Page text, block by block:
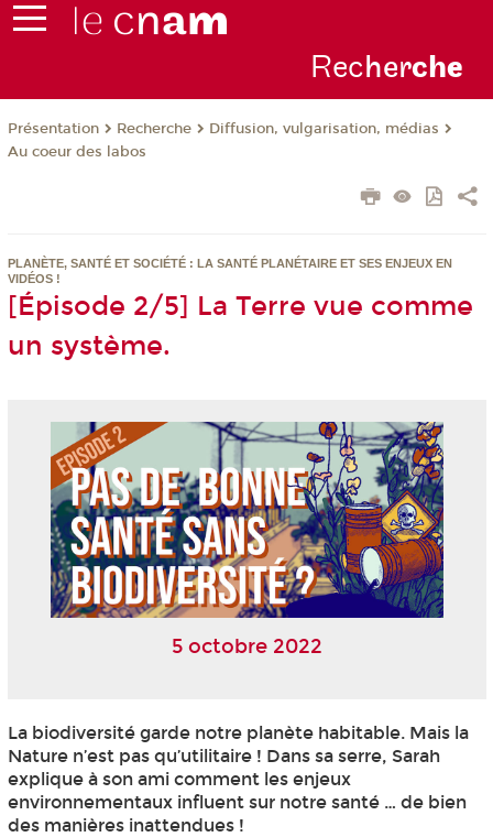
Recherche
Présentation Recherche
Diffusion, vulgarisation, médias
Au coeur des labos
PLANÈTE, SANTÉ ET SOCIÉTÉ : LA SANTÉ PLANÉTAIRE ET SES ENJEUX EN
VIDÉOS !
[Épisode 2/5] La Terre vue comme
un système.
5 octobre 2022
La biodiversité garde notre planète habitable. Mais la
Nature n’est pas qu’utilitaire ! Dans sa serre, Sarah
explique à son ami comment les enjeux
environnementaux influent sur notre santé … de bien
des manières inattendues !